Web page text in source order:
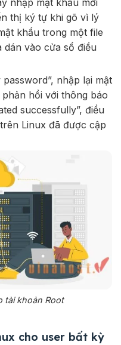
nhập mật khẩu mới
thị ký tự khi gõ vì lý
khẩu trong một file
vào cửa sổ điều
nhập lại mật
hồi với thông báo
successfully”, điều
Linux đã được cập
tài khoản Root
cho user bất kỳ